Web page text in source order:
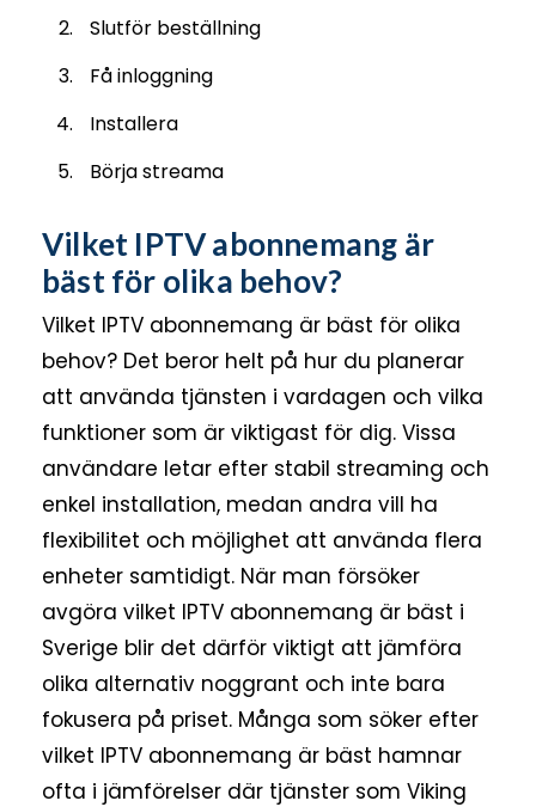
Slutför beställning
Få inloggning
Installera
Börja streama
Vilket IPTV abonnemang är
bäst för olika behov?
Vilket IPTV abonnemang är bäst för olika
behov? Det beror helt på hur du planerar
att använda tjänsten i vardagen och vilka
funktioner som är viktigast för dig. Vissa
användare letar efter stabil streaming och
enkel installation, medan andra vill ha
flexibilitet och möjlighet att använda flera
enheter samtidigt. När man försöker
avgöra vilket IPTV abonnemang är bäst i
Sverige blir det därför viktigt att jämföra
olika alternativ noggrant och inte bara
fokusera på priset. Många som söker efter
vilket IPTV abonnemang är bäst hamnar
ofta i jämförelser där tjänster som Viking